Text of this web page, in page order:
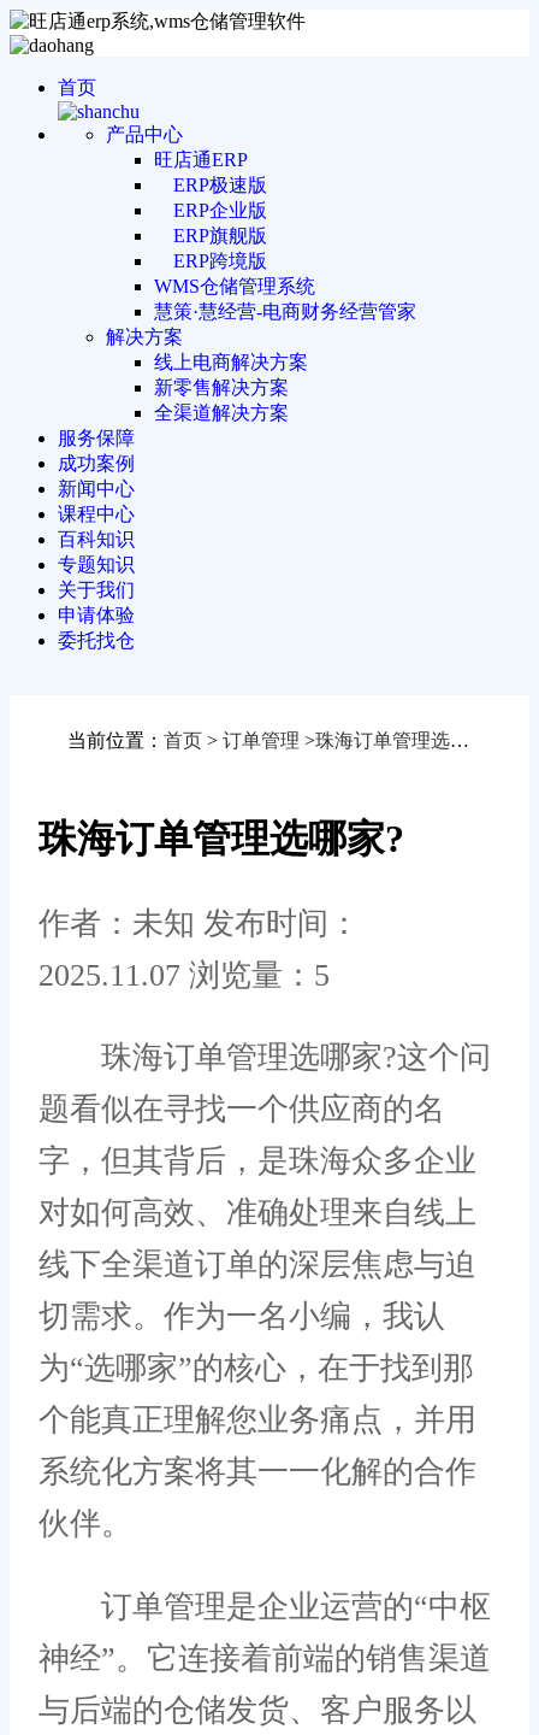
首页
产品中心
旺店通ERP
ERP极速版
ERP企业版
ERP旗舰版
ERP跨境版
WMS仓储管理系统
慧策·慧经营-电商财务经营管家
解决方案
线上电商解决方案
新零售解决方案
全渠道解决方案
服务保障
成功案例
新闻中心
课程中心
百科知识
专题知识
关于我们
申请体验
委托找仓
当前位置： 首页 > 订单管理 >珠海订单管理选哪家?
珠海订单管理选哪家?
作者：未知 发布时间：
2025.11.07 浏览量：5
珠海订单管理选哪家?这个问
题看似在寻找一个供应商的名
字，但其背后，是珠海众多企业
对如何高效、准确处理来自线上
线下全渠道订单的深层焦虑与迫
切需求。作为一名小编，我认
为“选哪家”的核心，在于找到那
个能真正理解您业务痛点，并用
系统化方案将其一一化解的合作
伙伴。
订单管理是企业运营的“中枢
神经”。它连接着前端的销售渠道
与后端的仓储发货、客户服务以